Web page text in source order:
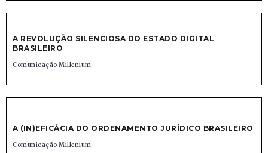
A REVOLUÇÃO SILENCIOSA DO ESTADO DIGITAL
BRASILEIRO
Comunicação Millenium
A (IN)EFICÁCIA DO ORDENAMENTO JURÍDICO BRASILEIRO
Comunicação Millenium